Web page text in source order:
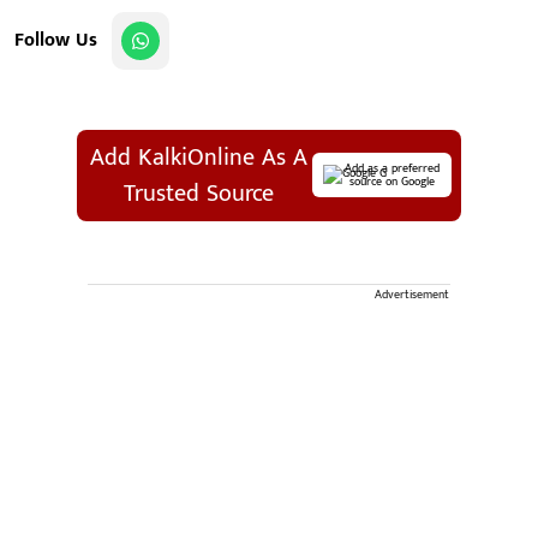
Follow Us
Add KalkiOnline As A
Trusted Source
Add as a preferred
source on Google
Advertisement